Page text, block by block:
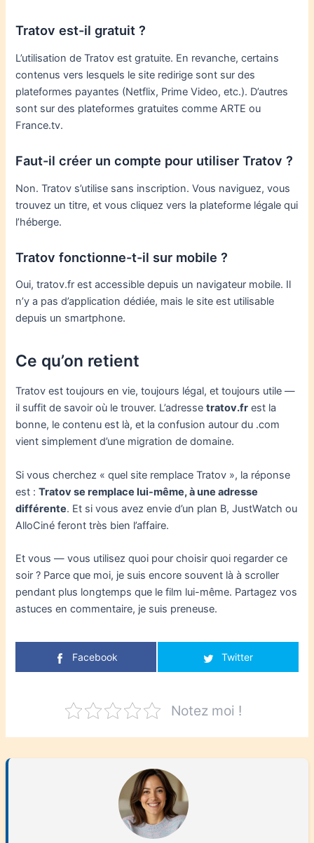
Tratov est-il gratuit ?
L’utilisation de Tratov est gratuite. En revanche, certains
contenus vers lesquels le site redirige sont sur des
plateformes payantes (Netflix, Prime Video, etc.). D’autres
sont sur des plateformes gratuites comme ARTE ou
France.tv.
Faut-il créer un compte pour utiliser Tratov ?
Non. Tratov s’utilise sans inscription. Vous naviguez, vous
trouvez un titre, et vous cliquez vers la plateforme légale qui
l’héberge.
Tratov fonctionne-t-il sur mobile ?
Oui, tratov.fr est accessible depuis un navigateur mobile. Il
n’y a pas d’application dédiée, mais le site est utilisable
depuis un smartphone.
Ce qu’on retient
Tratov est toujours en vie, toujours légal, et toujours utile —
il suffit de savoir où le trouver. L’adressetratov.fr est la
bonne, le contenu est là, et la confusion autour du .com
vient simplement d’une migration de domaine.
Si vous cherchez « quel site remplace Tratov », la réponse
est :Tratov se remplace lui-même, à une adresse
différente. Et si vous avez envie d’un plan B, JustWatch ou
AlloCiné feront très bien l’affaire.
Et vous — vous utilisez quoi pour choisir quoi regarder ce
soir ? Parce que moi, je suis encore souvent là à scroller
pendant plus longtemps que le film lui-même. Partagez vos
astuces en commentaire, je suis preneuse.
Facebook Twitter
Notez moi !